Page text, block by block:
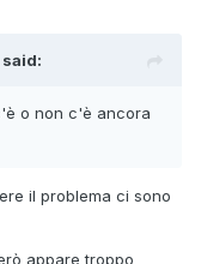
said:
o non c'è ancora
il problema ci sono
appare troppo